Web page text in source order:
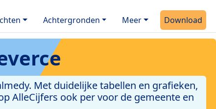
Achtergronden Meer Download
Met duidelijke tabellen en grafieken,
AlleCijfers ook per voor de gemeente en